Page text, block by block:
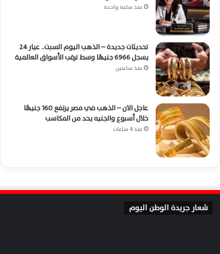
منذ ساعة واحدة
تحديثات جديدة – الذهب اليوم السبت.. عيار 24
يسجل 6966 جنيهًا وسط ترقب الأسواق العالمية
منذ ساعتين
عاجل الان – الذهب في مصر يرتفع 160 جنيهًا
خلال أسبوع والجنيه يحد من المكاسب
منذ 4 ساعات
شعار جريدة الوطن اليوم